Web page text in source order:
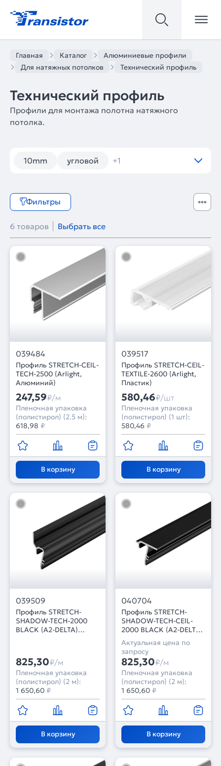
Главная Каталог
Алюминиевые профили
Для натяжных потолков
Технический профиль
Технический профиль
Профили для монтажа полотна натяжного
потолка.
10mm угловой +1
Фильтры
6 товаров Выбрать все
039484
Профиль STRETCH-CEIL-
TECH-2500 (Arlight,
Алюминий)
247,59₽/м
Пленочная упаковка
(полистирол) (2.5 м):
618,98 ₽
В корзину
039517
Профиль STRETCH-CEIL-
TEXTILE-2600 (Arlight,
Пластик)
580,46₽/шт
Пленочная упаковка
(полистирол) (1 шт):
580,46 ₽
В корзину
039509
Профиль STRETCH-
SHADOW-TECH-2000
BLACK (A2-DELTA)
825,30₽/м
Пленочная упаковка
(полистирол) (2 м):
1 650,60 ₽
В корзину
040704
Профиль STRETCH-
SHADOW-TECH-CEIL-
2000 BLACK (A2-DELTA)
(Arlight, Алюминий)
Актуальная цена по
запросу
825,30₽/м
Пленочная упаковка
(полистирол) (2 м):
1 650,60 ₽
В корзину